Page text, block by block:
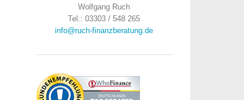
Wolfgang Ruch
Tel.: 03303 / 548 265
info@ruch-finanzberatung.de